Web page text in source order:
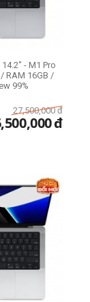
- M1 Pro
RAM 16GB /
99%
27,500,000 đ
đ